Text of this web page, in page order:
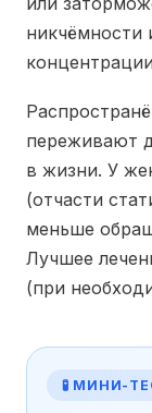
никчёмности
переживают
в жизни. У
(отчасти
меньше
Лучшее
(при
🧪 МИНИ-